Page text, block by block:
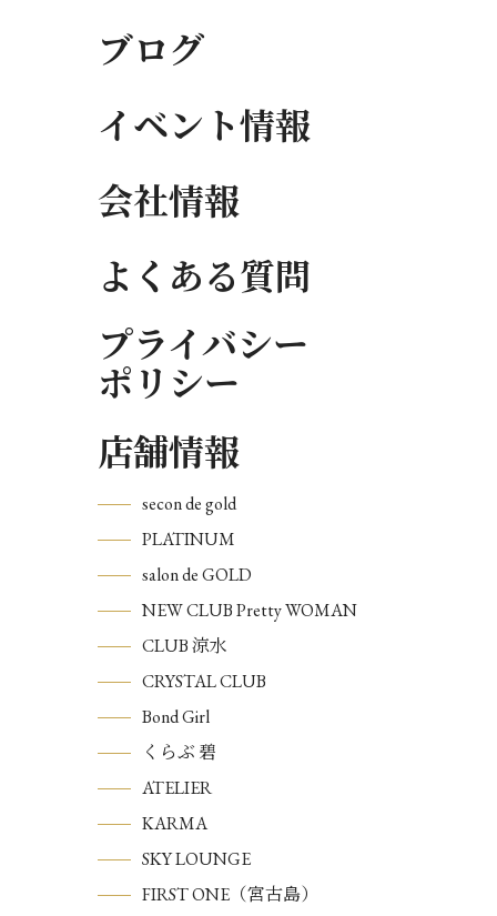
ブログ
イベント情報
会社情報
よくある質問
プライバシー
ポリシー
店舗情報
secon de gold
PLATINUM
salon de GOLD
NEW CLUB Pretty WOMAN
CLUB 涼水
CRYSTAL CLUB
Bond Girl
くらぶ 碧
ATELIER
KARMA
SKY LOUNGE
FIRST ONE（宮古島）